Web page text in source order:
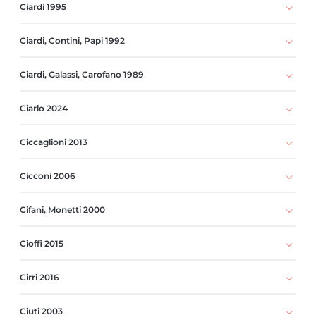
Ciardi 1995
Ciardi, Contini, Papi 1992
Ciardi, Galassi, Carofano 1989
Ciarlo 2024
Ciccaglioni 2013
Cicconi 2006
Cifani, Monetti 2000
Cioffi 2015
Cirri 2016
Ciuti 2003